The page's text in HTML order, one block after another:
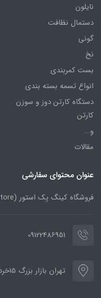
نایلون
دستمال نظافت
گونی
نخ
بست کمربندی
انواع تسمه بسته بندی
دستگاه کارتن دوز و سوزن
کارتن
و...
مقالات
عنوان محتوای سفارشی
فروشگاه کینگ پک استور (king pack store )
09122486951
تهران بازار بزرگ 15خرداد